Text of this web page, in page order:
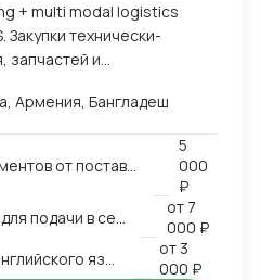
+ multi modal logistics
Закупки технически-
запчастей и
Армения, Бангладеш
Подготовка пакета документов от поставщика на EXW, FCA, CIP
5
000
₽
от 7
000 ₽
от 3
000 ₽